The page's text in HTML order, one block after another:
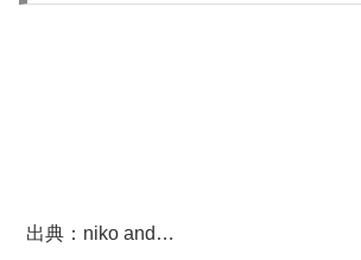
出典：niko and…